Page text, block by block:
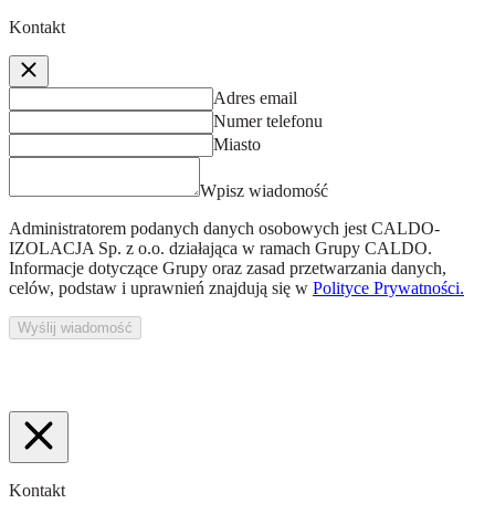
Kontakt
Adres email
Numer telefonu
Miasto
Wpisz wiadomość
Administratorem podanych danych osobowych jest CALDO-
IZOLACJA Sp. z o.o. działająca w ramach Grupy CALDO.
Informacje dotyczące Grupy oraz zasad przetwarzania danych,
celów, podstaw i uprawnień znajdują się w Polityce Prywatności.
Wyślij wiadomość
Kontakt